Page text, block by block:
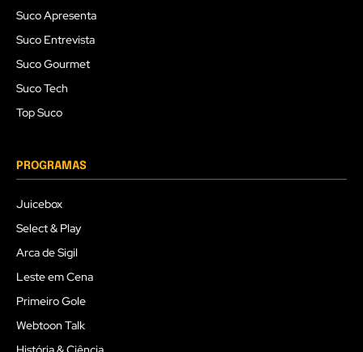
Suco Apresenta
Suco Entrevista
Suco Gourmet
Suco Tech
Top Suco
PROGRAMAS
Juicebox
Select & Play
Arca de Sigil
Leste em Cena
Primeiro Gole
Webtoon Talk